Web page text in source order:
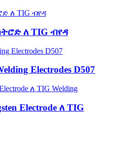
ለ TIG ብየዳ
Electrodes D507
Electrode ለ TIG